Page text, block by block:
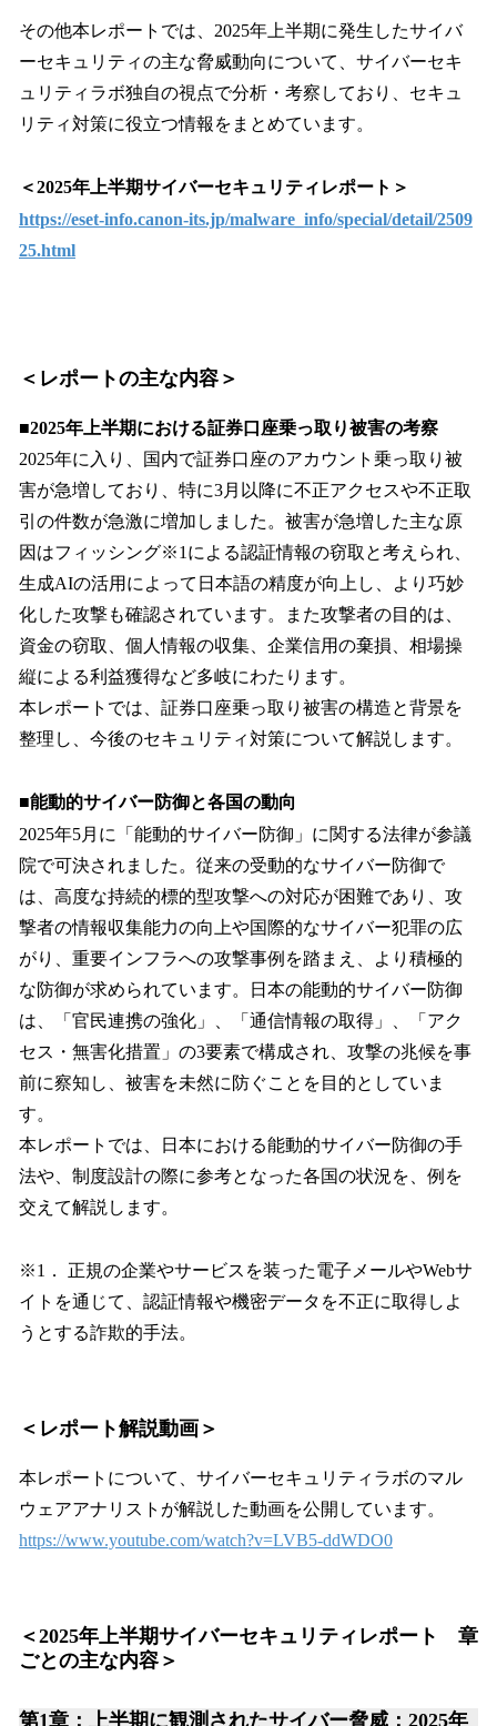
その他本レポートでは、2025年上半期に発生したサイバ
ーセキュリティの主な脅威動向について、サイバーセキ
ュリティラボ独自の視点で分析・考察しており、セキュ
リティ対策に役立つ情報をまとめています。
＜2025年上半期サイバーセキュリティレポート＞
https://eset-info.canon-its.jp/malware_info/special/detail/2509
25.html
＜レポートの主な内容＞
■2025年上半期における証券口座乗っ取り被害の考察
2025年に入り、国内で証券口座のアカウント乗っ取り被
害が急増しており、特に3月以降に不正アクセスや不正取
引の件数が急激に増加しました。被害が急増した主な原
因はフィッシング※1による認証情報の窃取と考えられ、
生成AIの活用によって日本語の精度が向上し、より巧妙
化した攻撃も確認されています。また攻撃者の目的は、
資金の窃取、個人情報の収集、企業信用の棄損、相場操
縦による利益獲得など多岐にわたります。
本レポートでは、証券口座乗っ取り被害の構造と背景を
整理し、今後のセキュリティ対策について解説します。
■能動的サイバー防御と各国の動向
2025年5月に「能動的サイバー防御」に関する法律が参議
院で可決されました。従来の受動的なサイバー防御で
は、高度な持続的標的型攻撃への対応が困難であり、攻
撃者の情報収集能力の向上や国際的なサイバー犯罪の広
がり、重要インフラへの攻撃事例を踏まえ、より積極的
な防御が求められています。日本の能動的サイバー防御
は、「官民連携の強化」、「通信情報の取得」、「アク
セス・無害化措置」の3要素で構成され、攻撃の兆候を事
前に察知し、被害を未然に防ぐことを目的としていま
す。
本レポートでは、日本における能動的サイバー防御の手
法や、制度設計の際に参考となった各国の状況を、例を
交えて解説します。
※1． 正規の企業やサービスを装った電子メールやWebサ
イトを通じて、認証情報や機密データを不正に取得しよ
うとする詐欺的手法。
＜レポート解説動画＞
本レポートについて、サイバーセキュリティラボのマル
ウェアアナリストが解説した動画を公開しています。
https://www.youtube.com/watch?v=LVB5-ddWDO0
＜2025年上半期サイバーセキュリティレポート 章
ごとの主な内容＞
第1章：上半期に観測されたサイバー脅威：2025年